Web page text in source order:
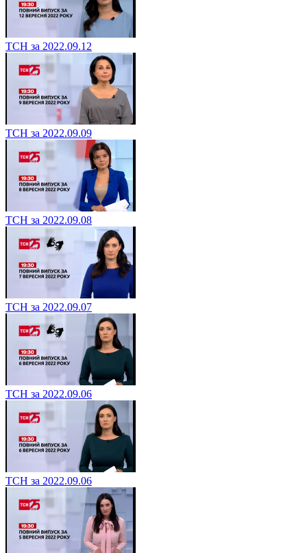
ТСН за 2022.09.12
ТСН за 2022.09.09
ТСН за 2022.09.08
ТСН за 2022.09.07
ТСН за 2022.09.06
ТСН за 2022.09.06